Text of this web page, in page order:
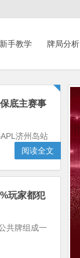
新手教学 牌局分析
底主赛事
济州岛站
阅读全文
玩家都犯
共牌组成一